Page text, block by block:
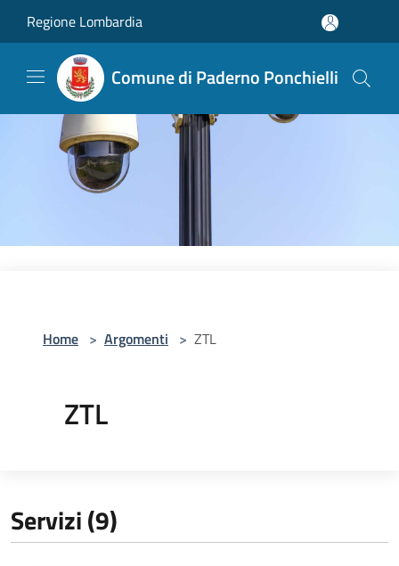
Regione Lombardia
Comune di Paderno Ponchielli
Home > Argomenti > ZTL
ZTL
Servizi (9)